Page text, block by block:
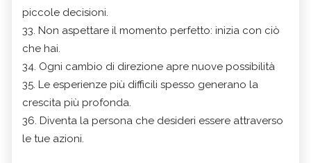
piccole decisioni.
33. Non aspettare il momento perfetto: inizia con ciò
che hai.
34. Ogni cambio di direzione apre nuove possibilità
35. Le esperienze più difficili spesso generano la
crescita più profonda.
36. Diventa la persona che desideri essere attraverso
le tue azioni.